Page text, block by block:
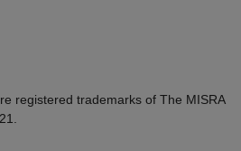
registered trademarks of The MISRA